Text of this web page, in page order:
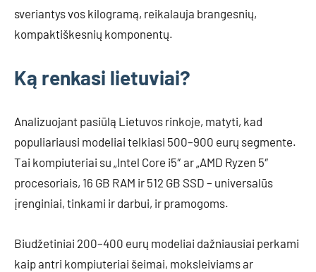
sveriantys vos kilogramą, reikalauja brangesnių,
kompaktiškesnių komponentų.
Ką renkasi lietuviai?
Analizuojant pasiūlą Lietuvos rinkoje, matyti, kad
populiariausi modeliai telkiasi 500–900 eurų segmente.
Tai kompiuteriai su „Intel Core i5″ ar „AMD Ryzen 5″
procesoriais, 16 GB RAM ir 512 GB SSD – universalūs
įrenginiai, tinkami ir darbui, ir pramogoms.
Biudžetiniai 200–400 eurų modeliai dažniausiai perkami
kaip antri kompiuteriai šeimai, moksleiviams ar